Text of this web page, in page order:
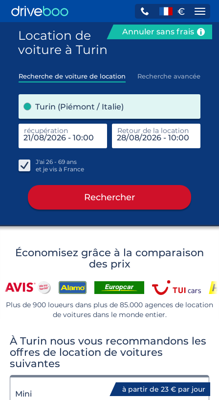
€
Annuler sans frais
Location de
voiture à Turin
Recherche de voiture de location Recherche avancée
Turin (Piémont / Italie)
récupération Retour de la location
J'ai 26 - 69 ans
et je vis à France
Rechercher
Économisez grâce à la comparaison
des prix
Plus de 900 loueurs dans plus de 85.000 agences de location
de voitures dans le monde entier.
À Turin nous vous recommandons les
offres de location de voitures
suivantes
à partir de 23 € par jour
Mini